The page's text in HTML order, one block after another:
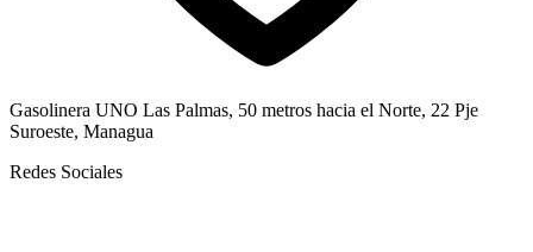
Gasolinera UNO Las Palmas, 50 metros hacia el Norte, 22 Pje
Suroeste, Managua
Redes Sociales